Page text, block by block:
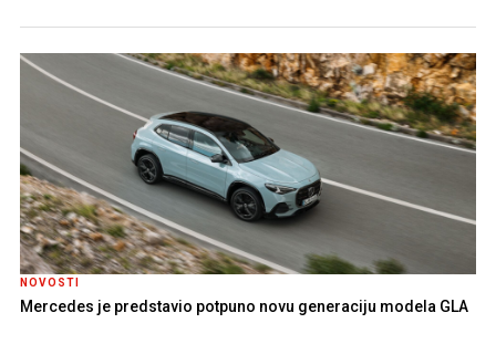
NOVOSTI
Mercedes je predstavio potpuno novu generaciju modela GLA